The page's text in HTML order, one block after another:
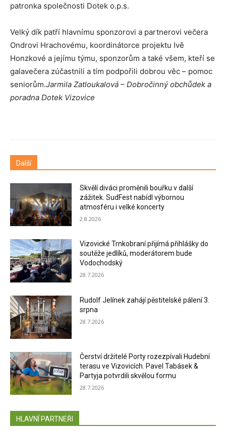
patronka společnosti Dotek o.p.s.
Velký dík patří hlavnímu sponzorovi a partnerovi večera
Ondrovi Hrachovému, koordinátorce projektu Ivě
Honzkové a jejímu týmu, sponzorům a také všem, kteří se
galavečera zúčastnili a tím podpořili dobrou věc – pomoc
seniorům.Jarmila Zatloukalová – Dobročinný obchůdek a
poradna Dotek Vizovice
Další
Skvělí diváci proměnili bouřku v další
zážitek. SudFest nabídl výbornou
atmosféru i velké koncerty
2.8.2026
Vizovické Trnkobraní přijímá přihlášky do
soutěže jedlíků, moderátorem bude
Vodochodský
28.7.2026
Rudolf Jelínek zahájí pěstitelské pálení 3.
srpna
28.7.2026
Čerství držitelé Porty rozezpívali Hudební
terasu ve Vizovicích. Pavel Tabásek &
Partyja potvrdili skvělou formu
28.7.2026
HLAVNÍ PARTNEŘI